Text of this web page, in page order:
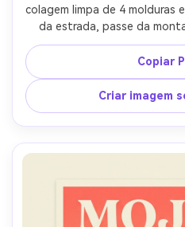
colagem limpa de 4 molduras
da estrada, passe da
posto de gasolina ao
minúsculas legendas de
rota vermelha que os
negrito através do
nostálgicas quentes em
olhar papel fosco
lente de 85mm,
Copiar
Criar imagem